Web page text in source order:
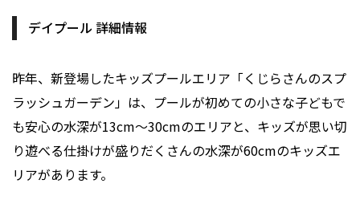
デイプール 詳細情報
昨年、新登場したキッズプールエリア「くじらさんのスプ
ラッシュガーデン」は、プールが初めての小さな子どもで
も安心の水深が13cm〜30cmのエリアと、キッズが思い切
り遊べる仕掛けが盛りだくさんの水深が60cmのキッズエ
リアがあります。